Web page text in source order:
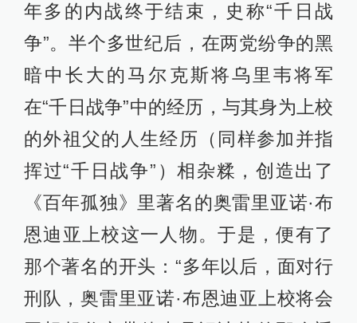
年多的内战终于结束，史称“千日战
争”。半个多世纪后，在两党纷争的黑
暗中长大的马尔克斯将乌里韦将军
在“千日战争”中的经历，与其身为上校
的外祖父的人生经历（同样参加并指
挥过“千日战争”）相杂糅，创造出了
《百年孤独》里著名的奥雷里亚诺·布
恩迪亚上校这一人物。于是，便有了
那个著名的开头：“多年以后，面对行
刑队，奥雷里亚诺·布恩迪亚上校将会